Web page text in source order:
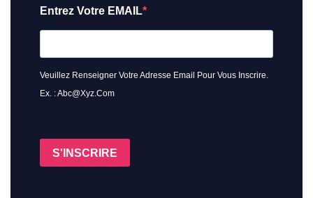
Entrez Votre EMAIL
Veuillez Renseigner Votre Adresse Email Pour Vous Inscrire.
Ex. : Abc@xyz.com
S'INSCRIRE